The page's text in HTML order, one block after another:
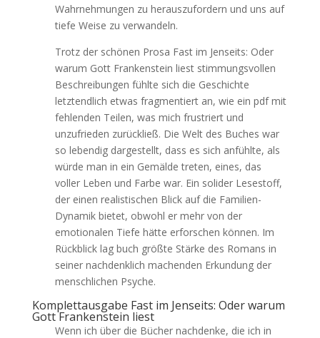
Wahrnehmungen zu herauszufordern und uns auf
tiefe Weise zu verwandeln.
Trotz der schönen Prosa Fast im Jenseits: Oder
warum Gott Frankenstein liest stimmungsvollen
Beschreibungen fühlte sich die Geschichte
letztendlich etwas fragmentiert an, wie ein pdf mit
fehlenden Teilen, was mich frustriert und
unzufrieden zurückließ. Die Welt des Buches war
so lebendig dargestellt, dass es sich anfühlte, als
würde man in ein Gemälde treten, eines, das
voller Leben und Farbe war. Ein solider Lesestoff,
der einen realistischen Blick auf die Familien-
Dynamik bietet, obwohl er mehr von der
emotionalen Tiefe hätte erforschen können. Im
Rückblick lag buch größte Stärke des Romans in
seiner nachdenklich machenden Erkundung der
menschlichen Psyche.
Komplettausgabe Fast im Jenseits: Oder warum
Gott Frankenstein liest
Wenn ich über die Bücher nachdenke, die ich in